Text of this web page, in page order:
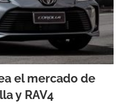
el mercado de
y RAV4